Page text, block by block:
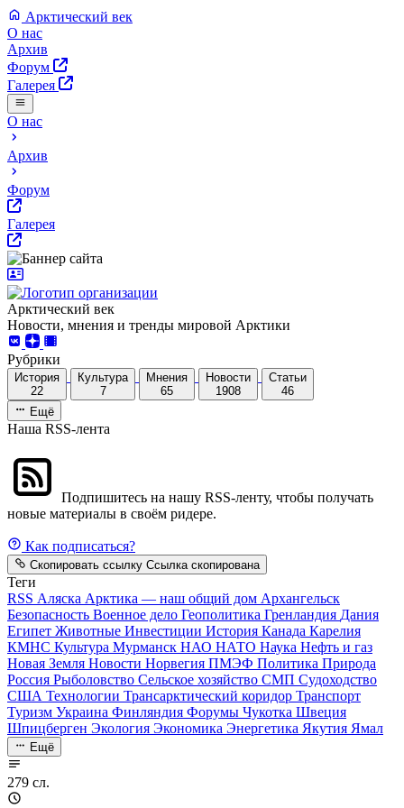
Арктический век
О нас
Архив
Форум
Галерея
О нас
Архив
Форум
Галерея
Арктический век
Новости, мнения и тренды мировой Арктики
Рубрики
История
22
Культура
7
Мнения
65
Новости
1908
Статьи
46
Ещё
Наша RSS-лента
Подпишитесь на нашу RSS-ленту, чтобы получать
новые материалы в своём ридере.
Как подписаться?
Скопировать ссылку Ссылка скопирована
Теги
RSS Аляска Арктика — наш общий дом Архангельск
Безопасность Военное дело Геополитика Гренландия Дания
Египет Животные Инвестиции История Канада Карелия
КМНС Культура Мурманск НАО НАТО Наука Нефть и газ
Новая Земля Новости Норвегия ПМЭФ Политика Природа
Россия Рыболовство Сельское хозяйство СМП Судоходство
США Технологии Трансарктический коридор Транспорт
Туризм Украина Финляндия Форумы Чукотка Швеция
Шпицберген Экология Экономика Энергетика Якутия Ямал
Ещё
279 сл.